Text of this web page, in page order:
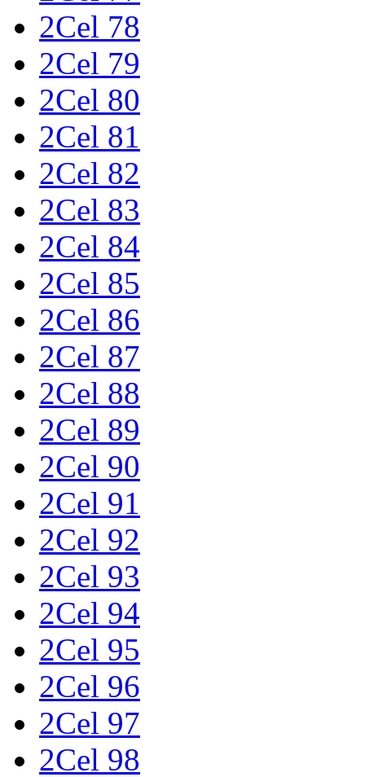
2Cel 78
2Cel 79
2Cel 80
2Cel 81
2Cel 82
2Cel 83
2Cel 84
2Cel 85
2Cel 86
2Cel 87
2Cel 88
2Cel 89
2Cel 90
2Cel 91
2Cel 92
2Cel 93
2Cel 94
2Cel 95
2Cel 96
2Cel 97
2Cel 98